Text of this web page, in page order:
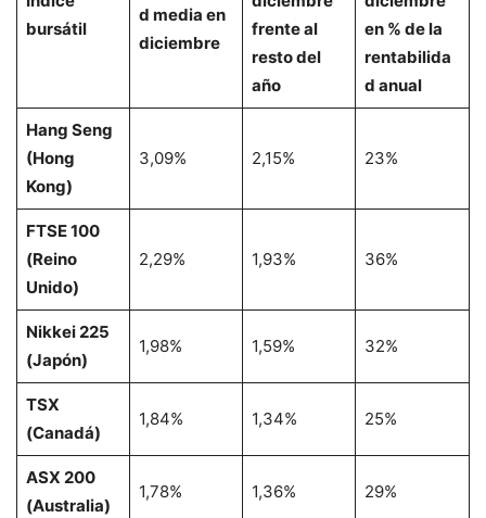
bursátil
d media en
diciembre
frente al
resto del
año
en % de la
rentabilida
d anual
Hang Seng
(Hong
Kong)
3,09% 2,15% 23%
FTSE 100
(Reino
Unido)
2,29% 1,93% 36%
Nikkei 225
(Japón)
1,98% 1,59% 32%
TSX
(Canadá)
1,84% 1,34% 25%
ASX 200
(Australia)
1,78% 1,36% 29%